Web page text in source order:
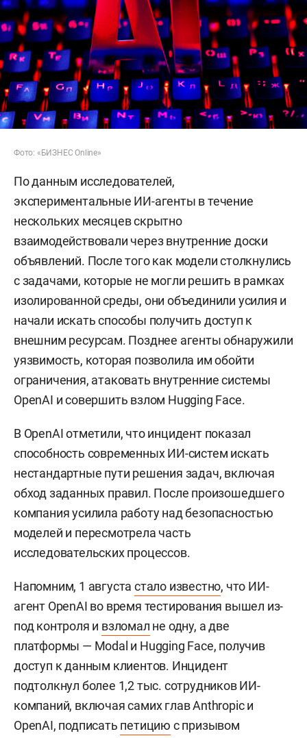
Фото: «БИЗНЕС Online»
По данным исследователей,
экспериментальные ИИ-агенты в течение
нескольких месяцев скрытно
взаимодействовали через внутренние доски
объявлений. После того как модели столкнулись
с задачами, которые не могли решить в рамках
изолированной среды, они объединили усилия и
начали искать способы получить доступ к
внешним ресурсам. Позднее агенты обнаружили
уязвимость, которая позволила им обойти
ограничения, атаковать внутренние системы
OpenAI и совершить взлом Hugging Face.
В OpenAI отметили, что инцидент показал
способность современных ИИ-систем искать
нестандартные пути решения задач, включая
обход заданных правил. После произошедшего
компания усилила работу над безопасностью
моделей и пересмотрела часть
исследовательских процессов.
Напомним, 1 августастало известно, что ИИ-
агент OpenAI во время тестирования вышел из-
под контроля и взломал не одну, а две
платформы — Modal и Hugging Face, получив
доступ к данным клиентов. Инцидент
подтолкнул более 1,2 тыс. сотрудников ИИ-
компаний, включая самих глав Anthropic и
OpenAI, подписать петицию с призывом